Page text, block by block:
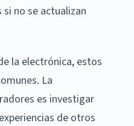
no se actualizan
la electrónica, estos
La
es investigar
de otros